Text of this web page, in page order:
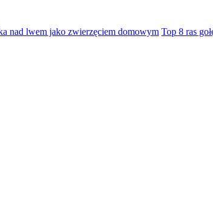
nad lwem jako zwierzęciem domowym Top 8 ras